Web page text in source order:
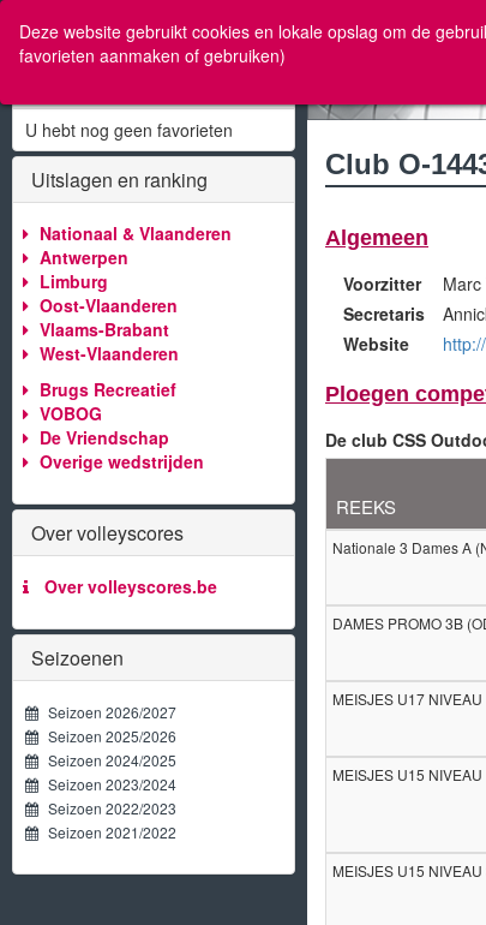
Deze website gebruikt cookies en lokale opslag om de
favorieten aanmaken of gebruiken)
U hebt nog geen favorieten
Uitslagen en ranking
Nationaal & Vlaanderen
Antwerpen
Limburg
Oost-Vlaanderen
Vlaams-Brabant
West-Vlaanderen
Brugs Recreatief
VOBOG
De Vriendschap
Overige wedstrijden
Over volleyscores
Over volleyscores.be
Seizoenen
Seizoen 2026/2027
Seizoen 2025/2026
Seizoen 2024/2025
Seizoen 2023/2024
Seizoen 2022/2023
Seizoen 2021/2022
Club O-
Algemeen
Voorzitter
Marc
Secretaris
Website
Ploegen
De club CSS
REEKS
Nationale 3 Dames A
DAMES PROMO 3B
MEISJES U17
MEISJES U15
MEISJES U15